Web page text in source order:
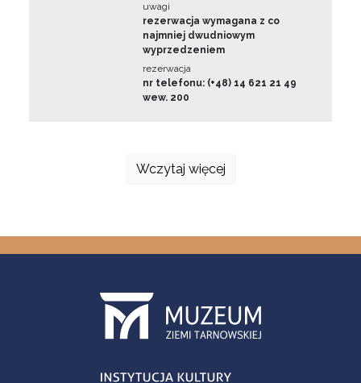
uwagi
rezerwacja wymagana z co
najmniej dwudniowym
wyprzedzeniem
rezerwacja
nr telefonu: (+48) 14 621 21 49
wew. 200
Wczytaj więcej